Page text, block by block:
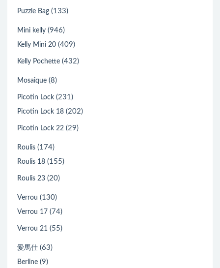
Puzzle Bag (133)
Mini kelly (946)
Kelly Mini 20 (409)
Kelly Pochette (432)
Mosaique (8)
Picotin Lock (231)
Picotin Lock 18 (202)
Picotin Lock 22 (29)
Roulis (174)
Roulis 18 (155)
Roulis 23 (20)
Verrou (130)
Verrou 17 (74)
Verrou 21 (55)
愛馬仕 (63)
Berline (9)